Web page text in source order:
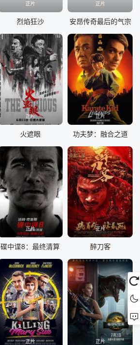
正片
烈焰狂沙
正片
安昂传奇最后的气宗
正片
火遮眼
正片
功夫梦：融合之道
正片
碟中谍8：最终清算
正片
醉刀客
正片 正片